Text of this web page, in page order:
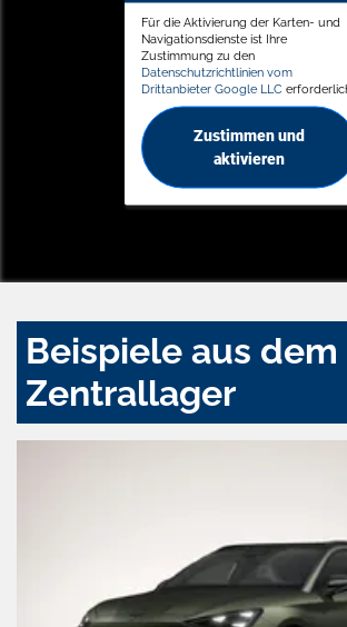
Für die Aktivierung der Karten- und
Navigationsdienste ist Ihre
Zustimmung zu den
Datenschutzrichtlinien vom
Drittanbieter Google LLC
Zustimmen und
aktivieren
Beispiele aus dem
Zentrallager